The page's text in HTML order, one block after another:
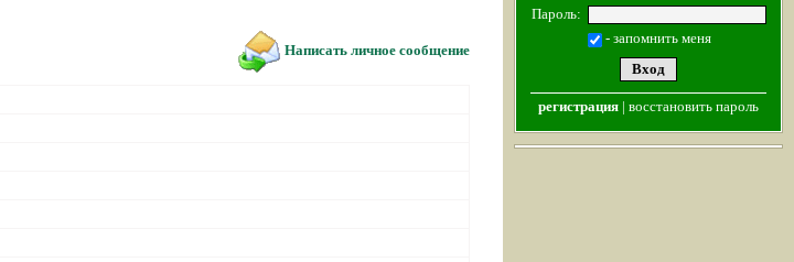
Написать личное сообщение
Пароль:
- запомнить меня
регистрация | восстановить пароль